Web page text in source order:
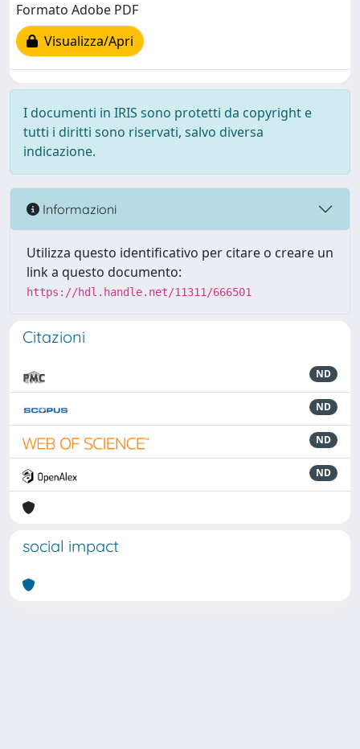
Formato Adobe PDF
Visualizza/Apri
I documenti in IRIS sono protetti da copyright e
tutti i diritti sono riservati, salvo diversa
indicazione.
Informazioni
Utilizza questo identificativo per citare o creare un
link a questo documento:
https://hdl.handle.net/11311/666501
Citazioni
ND
ND
ND
ND
social impact